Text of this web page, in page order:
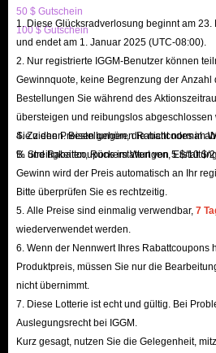
A: Um Spielern weltweit gerecht zu
Kreditkarten, Google Pay, Apple Pay
F: Gibt es einen 24/7 Kundenservice?
A: Ja! Bei Fragen oder Problemen während
unten rechts auf den Button klicken, um
Support zu kontaktieren.
Guide für Zelda: BotW Items
& Farming-Methoden
In The Legend of Zelda: Breath of the Wild
überlebenswichtig. Sie unterteilen sich in
Heilung/Stärkung und Materialien für
Haupttypen von Items
50 $ Gutschein
100 $ Gutschein
1. Diese Glücksradverlosung beginnt am
und endet am 1. Januar 2025 (UTC-08:00).
2. Nur registrierte IGGM-Benutzer können
Gewinnquote, keine Begrenzung der Anzahl
Bestellungen Sie während des
übersteigen und reibungslos abgeschlossen
Sie ziehen. Bestellungen, die nicht normal
B. Streitigkeiten, Rückerstattungen,
4. Zu den Preisen gehören Rabattcodes im
% und Rabattcoupons im Wert von 5 $/10 $/
Gewinn wird der Preis automatisch an Ihr
Bitte überprüfen Sie es rechtzeitig.
5. Alle Preise sind einmalig verwendbar, 7
wiederverwendet werden.
6. Wenn der Nennwert Ihres Rabattcoupons
Produktpreis, müssen Sie nur die
nicht übernimmt.
7. Diese Lotterie ist echt und gültig. Bei
Auslegungsrecht bei IGGM.
Kurz gesagt, nutzen Sie die Gelegenheit,